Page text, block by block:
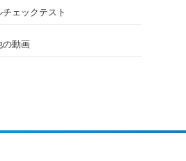
チェックテスト
の動画